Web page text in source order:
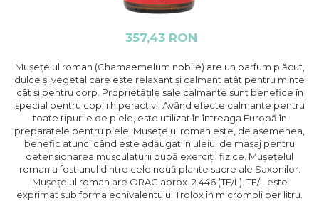
357,43 RON
Mușețelul roman (Chamaemelum nobile) are un parfum plăcut,
dulce și vegetal care este relaxant și calmant atât pentru minte
cât și pentru corp. Proprietățile sale calmante sunt benefice în
special pentru copiii hiperactivi. Având efecte calmante pentru
toate tipurile de piele, este utilizat în întreaga Europă în
preparatele pentru piele. Mușețelul roman este, de asemenea,
benefic atunci când este adăugat în uleiul de masaj pentru
detensionarea musculaturii după exerciții fizice. Mușețelul
roman a fost unul dintre cele nouă plante sacre ale Saxonilor.
Mușețelul roman are ORAC aprox. 2.446 (TE/L). TE/L este
exprimat sub forma echivalentului Trolox în micromoli per litru.